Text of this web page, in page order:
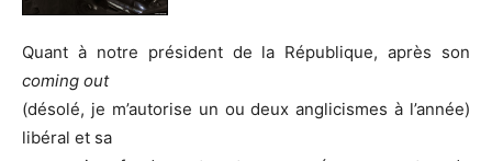
Quant à notre président de la République, après son
coming out
(désolé, je m’autorise un ou deux anglicismes à l’année)
libéral et sa